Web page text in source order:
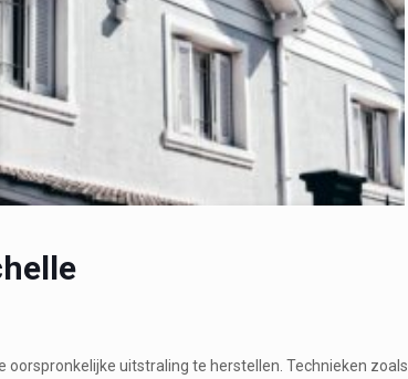
oorspronkelijke uitstraling te herstellen. Technieken zoals